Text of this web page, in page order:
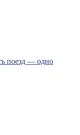
поезд — одно